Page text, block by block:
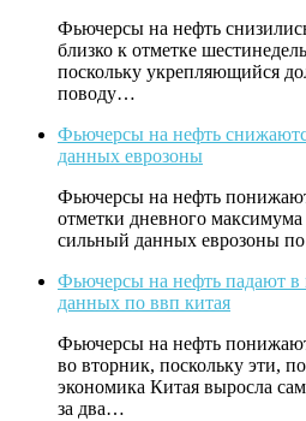
Фьючерсы на нефть
близко к отметке
поскольку укрепляющийся
поводу…
Фьючерсы на нефть
данных еврозоны
Фьючерсы на нефть
отметки дневного
сильный данных еврозоны
Фьючерсы на нефть падают в
данных по ввп китая
Фьючерсы на нефть
во вторник, поскольку эти,
экономика Китая выросла
за два…